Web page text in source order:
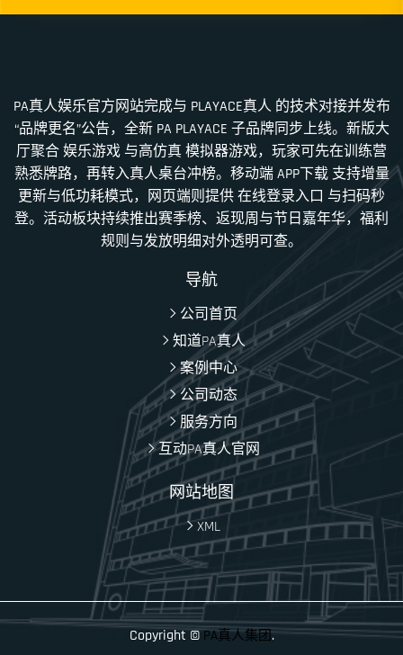
PA真人娱乐官方网站完成与 PLAYACE真人 的技术对接并发布
“品牌更名”公告，全新 PA PLAYACE 子品牌同步上线。新版大
厅聚合 娱乐游戏 与高仿真 模拟器游戏，玩家可先在训练营
熟悉牌路，再转入真人桌台冲榜。移动端 APP下载 支持增量
更新与低功耗模式，网页端则提供 在线登录入口 与扫码秒
登。活动板块持续推出赛季榜、返现周与节日嘉年华，福利
规则与发放明细对外透明可查。
导航
公司首页
知道PA真人
案例中心
公司动态
服务方向
互动PA真人官网
网站地图
XML
Copyright ©PA真人集团.